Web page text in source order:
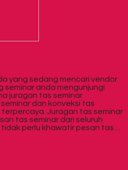
yang sedang mencari vendor
seminar anda mengunjungi
juragan tas seminar
dan konveksi tas
terpercaya. Juragan tas seminar
tas seminar dari seluruh
perlu khawatir pesan tas…